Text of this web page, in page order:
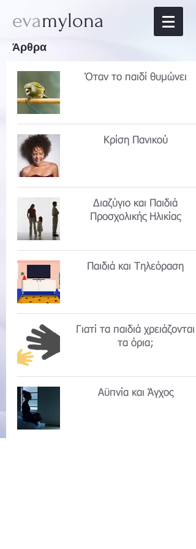
evamylona
Άρθρα
Όταν το παιδί θυμώνει
Κρίση Πανικού
Διαζύγιο και Παιδιά
Προσχολικής Ηλικίας
Παιδιά και Τηλεόραση
Γιατί τα παιδιά χρειάζονται
τα όρια;
Αϋπνία και Άγχος